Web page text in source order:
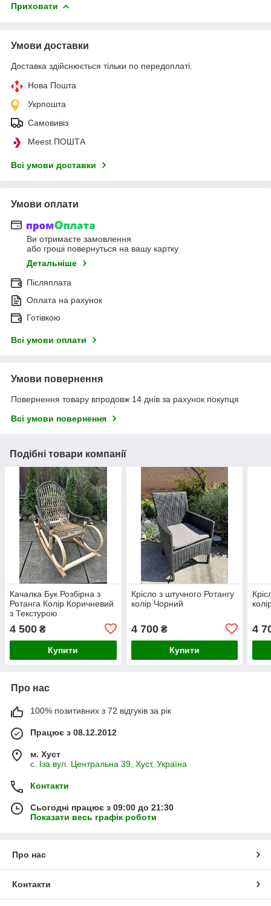
Приховати
Умови доставки
Доставка здійснюється тільки по передоплаті.
Нова Пошта
Укрпошта
Самовивіз
Meest ПОШТА
Всі умови доставки
Умови оплати
Ви отримаєте замовлення
або гроші повернуться на вашу картку
Детальніше
Післяплата
Оплата на рахунок
Готівкою
Всі умови оплати
Умови повернення
Повернення товару впродовж 14 днів за рахунок покупця
Всі умови повернення
Подібні товари компанії
Качалка Бук Розбірна з
Ротанга Колір Коричневий
з Текстурою
4 500 ₴
Купити
Крісло з штучного Ротангу
колір Чорний
4 700₴
Купити
4
Про нас
100% позитивних з 72 відгуків за рік
Працює з 08.12.2012
м. Хуст
с. Іза вул. Центральна 39, Хуст, Україна
Контакти
Сьогодні працює з 09:00 до 21:30
Показати весь графік роботи
Про нас
Контакти